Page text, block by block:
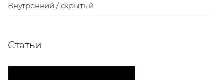
Внутренний / скрытый
Статьи